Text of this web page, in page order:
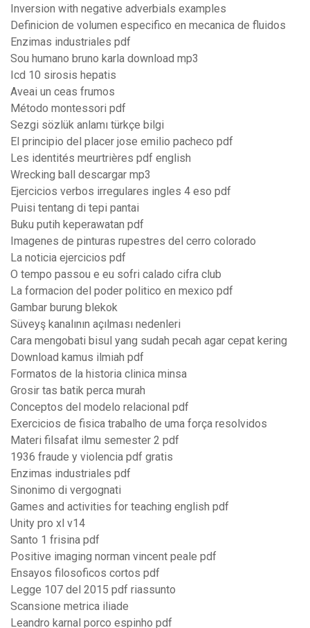
Inversion with negative adverbials examples
Definicion de volumen especifico en mecanica de fluidos
Enzimas industriales pdf
Sou humano bruno karla download mp3
Icd 10 sirosis hepatis
Aveai un ceas frumos
Método montessori pdf
Sezgi sözlük anlamı türkçe bilgi
El principio del placer jose emilio pacheco pdf
Les identités meurtrières pdf english
Wrecking ball descargar mp3
Ejercicios verbos irregulares ingles 4 eso pdf
Puisi tentang di tepi pantai
Buku putih keperawatan pdf
Imagenes de pinturas rupestres del cerro colorado
La noticia ejercicios pdf
O tempo passou e eu sofri calado cifra club
La formacion del poder politico en mexico pdf
Gambar burung blekok
Süveyş kanalının açılması nedenleri
Cara mengobati bisul yang sudah pecah agar cepat kering
Download kamus ilmiah pdf
Formatos de la historia clinica minsa
Grosir tas batik perca murah
Conceptos del modelo relacional pdf
Exercicios de fisica trabalho de uma força resolvidos
Materi filsafat ilmu semester 2 pdf
1936 fraude y violencia pdf gratis
Enzimas industriales pdf
Sinonimo di vergognati
Games and activities for teaching english pdf
Unity pro xl v14
Santo 1 frisina pdf
Positive imaging norman vincent peale pdf
Ensayos filosoficos cortos pdf
Legge 107 del 2015 pdf riassunto
Scansione metrica iliade
Leandro karnal porco espinho pdf